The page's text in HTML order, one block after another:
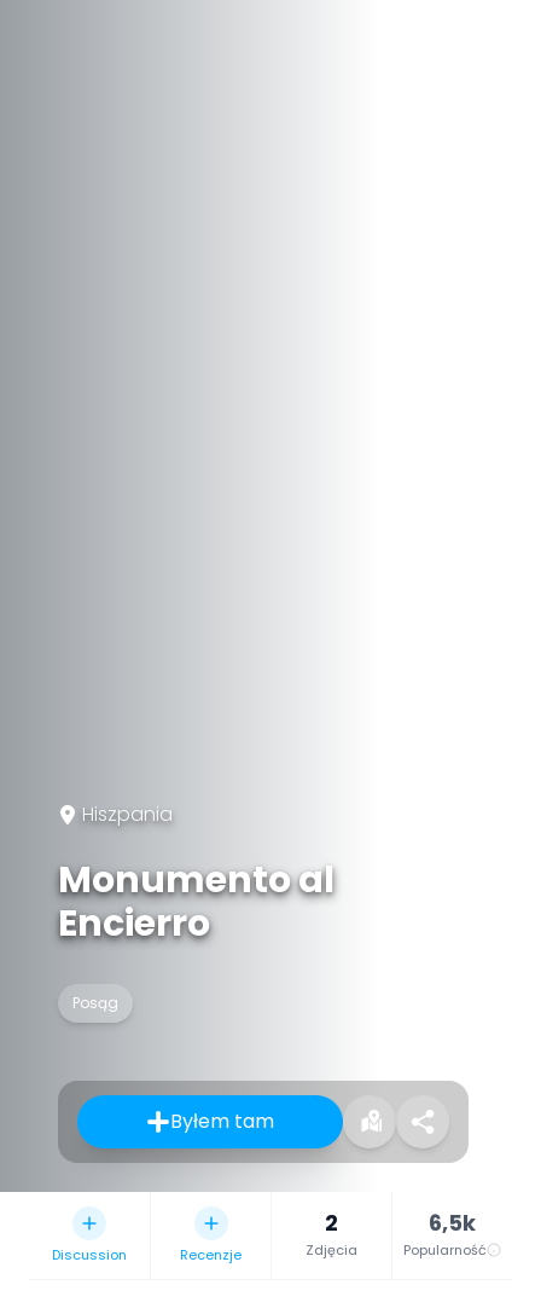
Hiszpania
Monumento al
Encierro
Posąg
Byłem tam
Discussion Recenzje
2
Zdjęcia
6,5k
Popularność